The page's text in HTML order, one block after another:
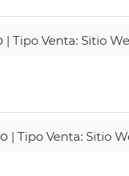
| Tipo Venta: Sitio
| Tipo Venta: Sitio